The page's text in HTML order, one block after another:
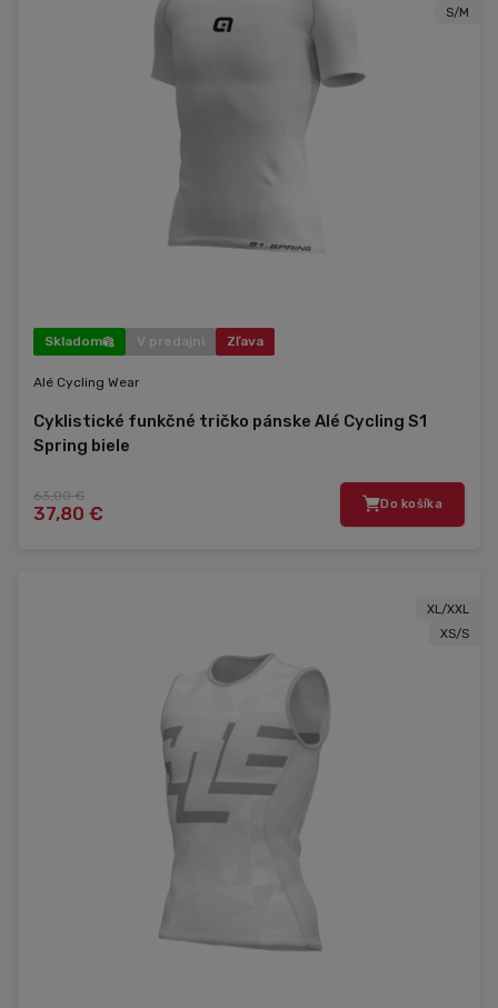
S/M
Skladom V predajni Zľava
Alé Cycling Wear
Cyklistické funkčné tričko pánske Alé Cycling S1
Spring biele
63,00 €
37,80 € Do košíka
XL/XXL
XS/S